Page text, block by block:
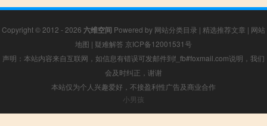
Copyright © 2012 - 2026 六维空间 Powered by 网站分类目录 | 精选推荐文章 | 网站
地图 | 疑难解答 京ICP备12001531号
声明：本站内容来自互联网，如信息有错误可发邮件到f_fb#foxmail.com说明，我们
会及时纠正，谢谢
本站仅为个人兴趣爱好，不接盈利性广告及商业合作
小男孩